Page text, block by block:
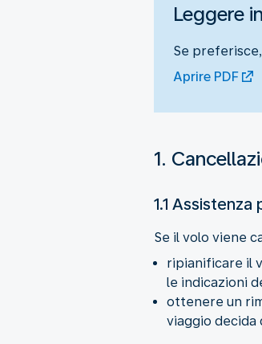
Leggere
Se
Aprire PDF
1.
1.1
Se il volo viene
ripianificare il
le indicazioni
ottenere un
viaggio